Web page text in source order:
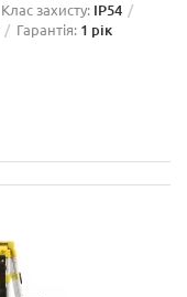
Клас захисту: IP54
Гарантія: 1 рік